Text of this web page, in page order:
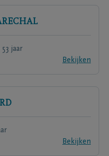
jaar
Bekijken
Bekijken